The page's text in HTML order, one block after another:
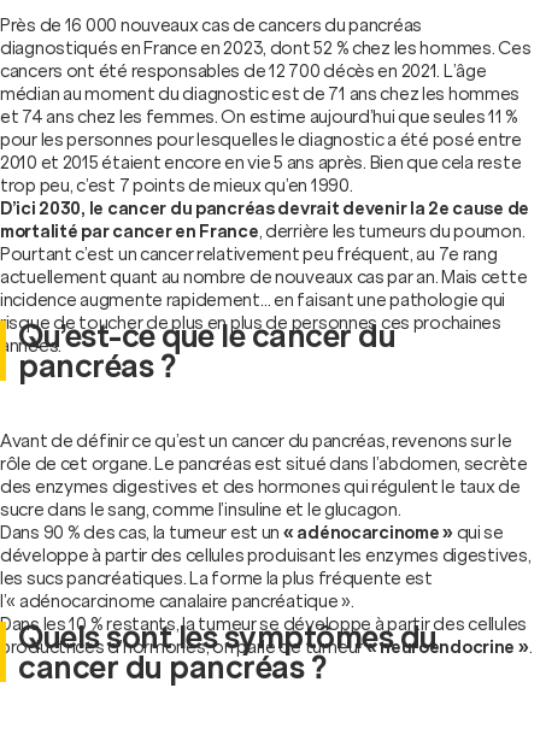
Près de 16 000 nouveaux cas de cancers du pancréas
diagnostiqués en France en 2023, dont 52 % chez les hommes. Ces
cancers ont été responsables de 12 700 décès en 2021. L’âge
médian au moment du diagnostic est de 71 ans chez les hommes
et 74 ans chez les femmes. On estime aujourd’hui que seules 11 %
pour les personnes pour lesquelles le diagnostic a été posé entre
2010 et 2015 étaient encore en vie 5 ans après. Bien que cela reste
trop peu, c’est 7 points de mieux qu’en 1990.
D’ici 2030, le cancer du pancréas devrait devenir la 2e cause de
mortalité par cancer en France, derrière les tumeurs du poumon.
Pourtant c’est un cancer relativement peu fréquent, au 7e rang
actuellement quant au nombre de nouveaux cas par an. Mais cette
incidence augmente rapidement… en faisant une pathologie qui
risque de toucher de plus en plus de personnes ces prochaines
années.
Qu’est-ce que le cancer du
pancréas ?
Avant de définir ce qu’est un cancer du pancréas, revenons sur le
rôle de cet organe. Le pancréas est situé dans l’abdomen, secrète
des enzymes digestives et des hormones qui régulent le taux de
sucre dans le sang, comme l’insuline et le glucagon.
Dans 90 % des cas, la tumeur est un « adénocarcinome »qui se
développe à partir des cellules produisant les enzymes digestives,
les sucs pancréatiques. La forme la plus fréquente est
l’« adénocarcinome canalaire pancréatique ».
Dans les 10 % restants, la tumeur se développe à partir des cellules
productrices d’hormones, on parle de tumeur« neuroendocrine ».
Quels sont les symptômes du
cancer du pancréas ?